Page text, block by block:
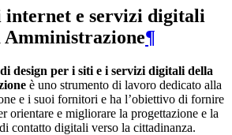
internet e servizi digitali
Amministrazione¶
design per i siti e i servizi digitali della
è uno strumento di lavoro dedicato alla
e i suoi fornitori e ha l’obiettivo di fornire
orientare e migliorare la progettazione e la
contatto digitali verso la cittadinanza.